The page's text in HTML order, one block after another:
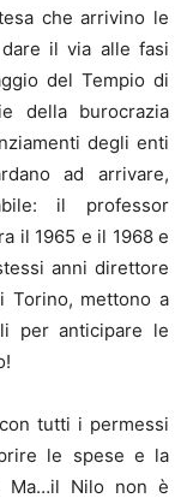
che arrivino le
il via alle fasi
del Tempio di
della burocrazia
degli enti
ad arrivare,
il professor
il 1965 e il 1968 e
anni direttore
Torino, mettono a
per anticipare le
tutti i permessi
le spese e la
Ma…il Nilo non è